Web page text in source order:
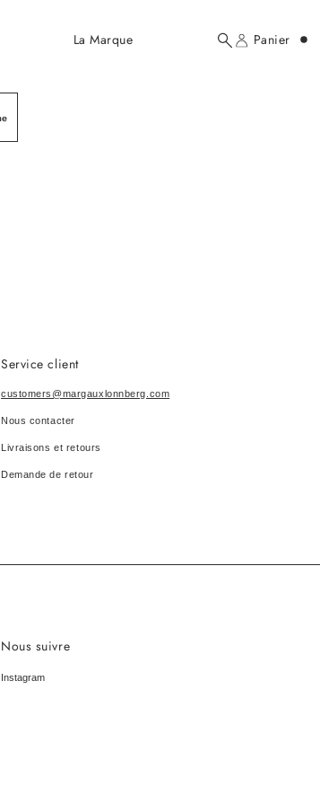
La Marque
Rechercher
Compte
Panier
Service client
customers@margauxlonnberg.com
Nous contacter
Livraisons et retours
Demande de retour
Nous suivre
Instagram